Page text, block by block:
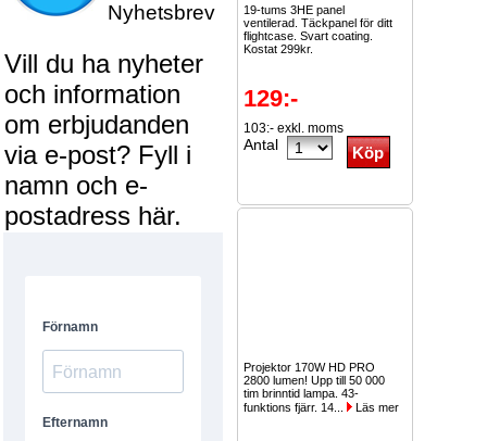
Nyhetsbrev
Vill du ha nyheter
och information
om erbjudanden
via e-post? Fyll i
namn och e-
postadress här.
19-tums 3HE panel
ventilerad. Täckpanel för ditt
flightcase. Svart coating.
Kostat 299kr.
129:-
103:- exkl. moms
Antal
Projektor 170W HD PRO
2800 lumen! Upp till 50 000
tim brinntid lampa. 43-
funktions fjärr. 14...
Läs mer